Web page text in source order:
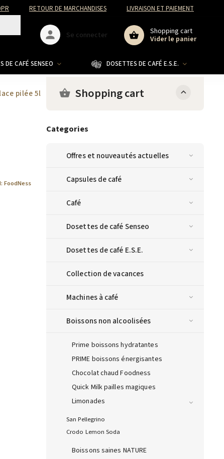
RETOUR DE MARCHANDISES LIVRAISON ET PAIEMENT
Shopping cart
Vider le panier
Se connecter
DE CAFÉ SENSEO DOSETTES DE CAFÉ E.S.E.
pilée 5l Shopping cart
Categories
Offres et nouveautés actuelles
Capsules de café
Café
Dosettes de café Senseo
Dosettes de café E.S.E.
Collection de vacances
Machines à café
Boissons non alcoolisées
Prime boissons hydratantes
PRIME boissons énergisantes
Chocolat chaud Foodness
Quick Milk pailles magiques
Limonades
San Pellegrino
Crodo Lemon Soda
Boissons saines NATURE
FoodNess